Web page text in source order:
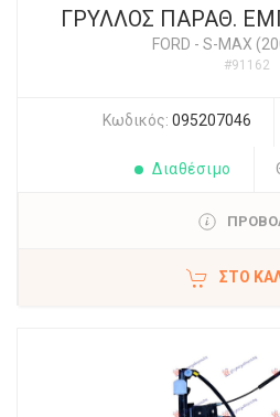
ΓΡΥΛΛΟΣ ΠΑΡΑΘ.
FORD - S-MAX
#91162
Κωδικός: 095207046
Διαθέσιμο
ΣΤΟ